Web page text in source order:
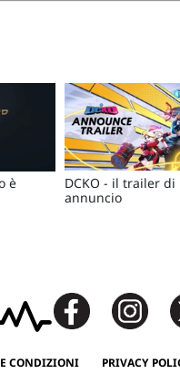
è
DCKO - il trailer di
annuncio
CONDIZIONI PRIVACY